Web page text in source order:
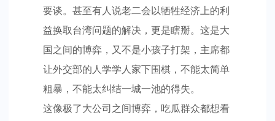
要谈。甚至有人说老二会以牺牲经济上的利
益换取台湾问题的解决，更是瞎掰。这是大
国之间的博弈，又不是小孩子打架，主席都
让外交部的人学学人家下围棋，不能太简单
粗暴，不能太纠结一城一池的得失。
这像极了大公司之间博弈，吃瓜群众都想看